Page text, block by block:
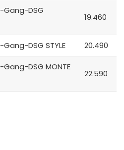
Gang-DSG
19.460
DSG STYLE 20.490
Gang-DSG MONTE
22.590